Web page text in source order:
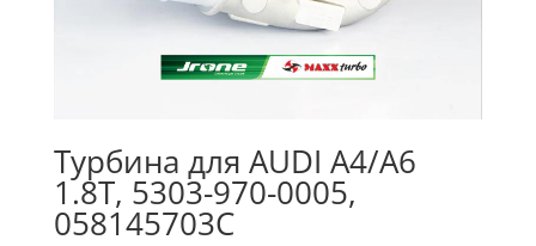
Турбина для AUDI A4/A6
1.8T, 5303-970-0005,
058145703C